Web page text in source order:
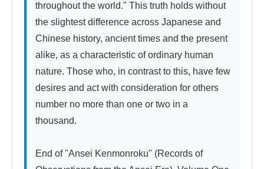
throughout the world." This truth holds without
the slightest difference across Japanese and
Chinese history, ancient times and the present
alike, as a characteristic of ordinary human
nature. Those who, in contrast to this, have few
desires and act with consideration for others
number no more than one or two in a
thousand.
End of "Ansei Kenmonroku" (Records of